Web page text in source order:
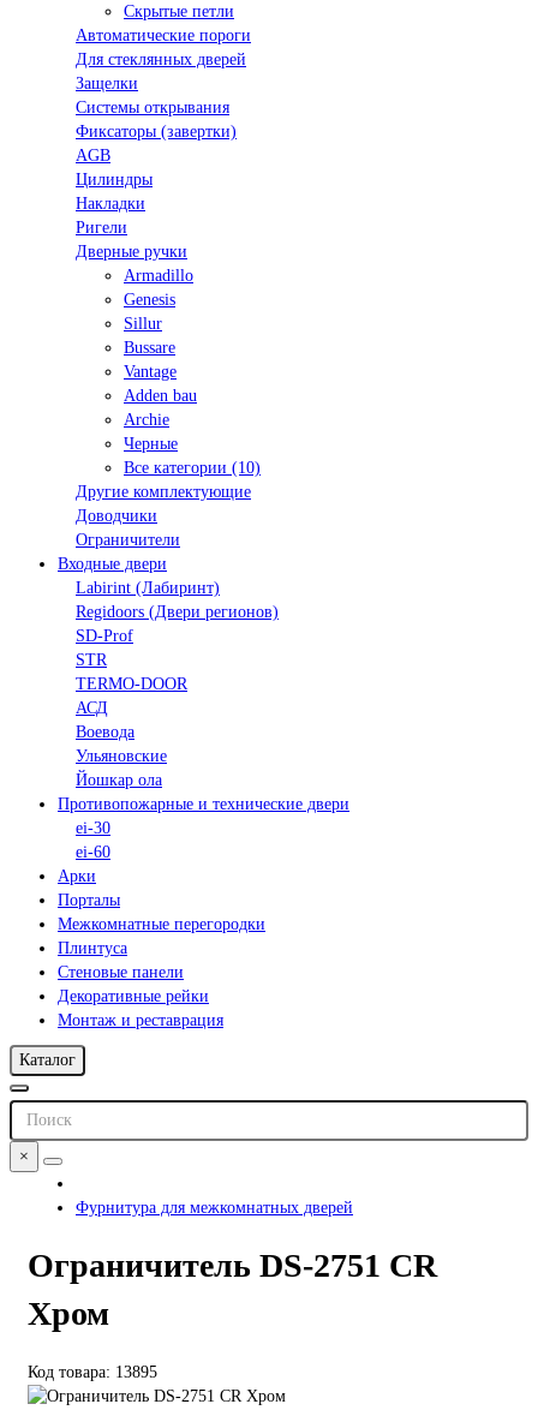
Скрытые петли
Автоматические пороги
Для стеклянных дверей
Защелки
Системы открывания
Фиксаторы (завертки)
AGB
Цилиндры
Накладки
Ригели
Дверные ручки
Armadillo
Genesis
Sillur
Bussare
Vantage
Adden bau
Archie
Черные
Все категории (10)
Другие комплектующие
Доводчики
Ограничители
Входные двери
Labirint (Лабиринт)
Regidoors (Двери регионов)
SD-Prof
STR
TERMO-DOOR
АСД
Воевода
Ульяновские
Йошкар ола
Противопожарные и технические двери
ei-30
ei-60
Арки
Порталы
Межкомнатные перегородки
Плинтуса
Стеновые панели
Декоративные рейки
Монтаж и реставрация
Каталог
×
Фурнитура для межкомнатных дверей
Ограничитель DS-2751 CR
Хром
Код товара: 13895